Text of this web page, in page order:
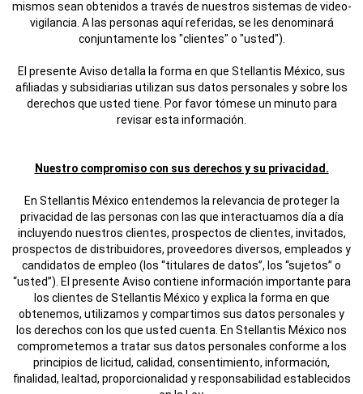
mismos sean obtenidos a través de nuestros sistemas de video-
vigilancia. A las personas aquí referidas, se les denominará
conjuntamente los "clientes" o "usted").
El presente Aviso detalla la forma en que Stellantis México, sus
afiliadas y subsidiarias utilizan sus datos personales y sobre los
derechos que usted tiene. Por favor tómese un minuto para
revisar esta información.
Nuestro compromiso con sus derechos y su privacidad.
En Stellantis México entendemos la relevancia de proteger la
privacidad de las personas con las que interactuamos día a día
incluyendo nuestros clientes, prospectos de clientes, invitados,
prospectos de distribuidores, proveedores diversos, empleados y
candidatos de empleo (los “titulares de datos”, los “sujetos” o
“usted”). El presente Aviso contiene información importante para
los clientes de Stellantis México y explica la forma en que
obtenemos, utilizamos y compartimos sus datos personales y
los derechos con los que usted cuenta. En Stellantis México nos
comprometemos a tratar sus datos personales conforme a los
principios de licitud, calidad, consentimiento, información,
finalidad, lealtad, proporcionalidad y responsabilidad establecidos